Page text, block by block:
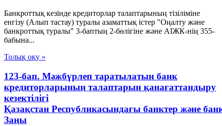
Банкроттық кезінде кредиторлар талаптарының тізіліміне
енгізу (Алып тастау) туралы азаматтық істер "Оңалту және
банкроттық туралы" 3-баптың 2-бөлігіне және АІЖК-нің 355-
бабына...
Толық оқу »
123-бап. Мәжбүрлеп таратылатын банк
кредиторларының талаптарын қанағаттандыру
кезектілігі
Қазақстан Республикасындағы банктер және
Заңы